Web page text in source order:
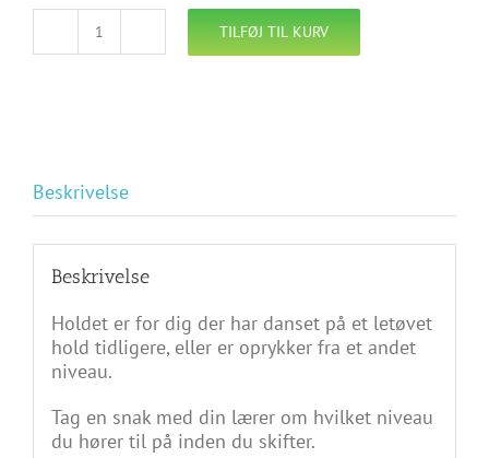
Letøvede
september
kl.
22.00
TILFØJ TIL KURV
Beskrivelse
Beskrivelse
Holdet er for dig der har danset på et letøvet
hold tidligere, eller er oprykker fra et andet
niveau.
Tag en snak med din lærer om hvilket niveau
du hører til på inden du skifter.